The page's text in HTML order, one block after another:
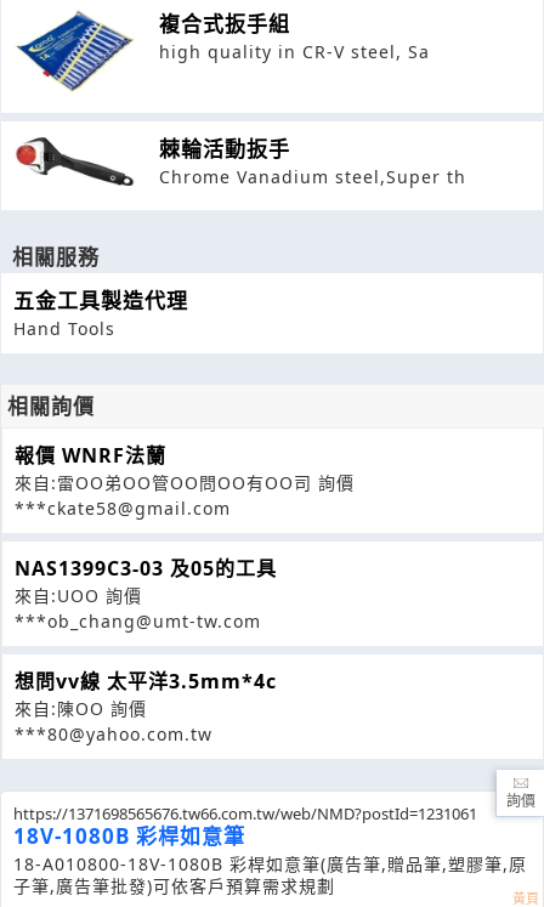
複合式扳手組
high quality in CR-V steel, Sa
棘輪活動扳手
Chrome Vanadium steel,Super th
相關服務
五金工具製造代理
Hand Tools
相關詢價
報價 WNRF法蘭
來自:雷OO弟OO管OO問OO有OO司 詢價
***ckate58@gmail.com
NAS1399C3-03 及05的工具
來自:UOO 詢價
***ob_chang@umt-tw.com
想問vv線 太平洋3.5mm*4c
來自:陳OO 詢價
***80@yahoo.com.tw
https://1371698565676.tw66.com.tw/web/NMD?postId=1231061
18V-1080B 彩桿如意筆
18-A010800-18V-1080B 彩桿如意筆(廣告筆,贈品筆,塑膠筆,原
子筆,廣告筆批發)可依客戶預算需求規劃
詢價